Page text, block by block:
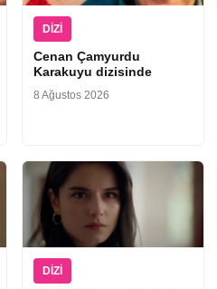
DIZI
Cenan Çamyurdu
Karakuyu dizisinde
8 Ağustos 2026
DIZI